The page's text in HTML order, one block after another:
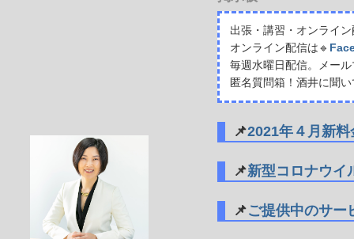
出張・講習・オンライ
オンライン配信は🔹
毎週水曜日配信。メー
匿名質問箱！酒井に聞
📌2021年４月新
📌新型コロナウイ
📌ご提供中のサー